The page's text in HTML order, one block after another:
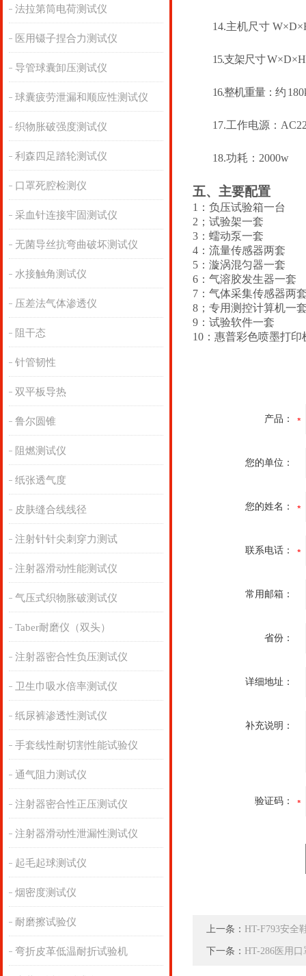
法拉第筒电荷测试仪
医用镊子捏合力测试仪
导管球囊卸压测试仪
球囊疲劳泄漏和顺应性测试仪
织物胀破强度测试仪
利森四足踏轮测试仪
口罩死腔检测仪
采血针连接牢固测试仪
无菌导丝抗弯曲破坏测试仪
水接触角测试仪
压差法气体渗透仪
阻干态
针管韧性
双平板导热
鲁尔圆锥
阻燃测试仪
纸张透气度
皮肤缝合线线径
注射针针尖刺穿力测试
注射器滑动性能测试仪
气压式织物胀破测试仪
Taber耐磨仪（双头）
注射器密合性负压测试仪
卫生巾吸水倍率测试仪
纸尿裤渗透性测试仪
手套线性耐切割性能试验仪
通气阻力测试仪
注射器密合性正压测试仪
注射器滑动性泄漏性测试仪
起毛起球测试仪
烟密度测试仪
耐磨擦试验仪
弯折皮革低温耐折试验机
14.主机尺寸
15.支架尺寸
16.整机重量：约
17.工作电源：
18.功耗： 2000w
五、主要配置
1：负压试验箱一台
2；试验架一套
3：蠕动泵一套
4：流量传感器两套
5：漩涡混匀器一套
6：气溶胶发生器一套
7：气体采集传感器两
8；专用测控计算机一
9：试验软件一套
10：惠普彩色喷墨打印
产品：
您的单位：
您的姓名：
联系电话：
常用邮箱：
省份：
详细地址：
补充说明：
验证码：
上一条： HT-F793安全
下一条： HT-286医用